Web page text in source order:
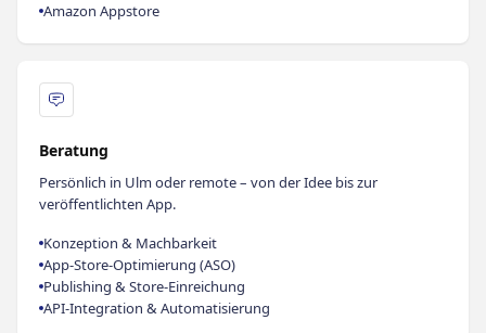
Amazon Appstore
Beratung
Persönlich in Ulm oder remote – von der Idee bis zur
veröffentlichten App.
Konzeption & Machbarkeit
App-Store-Optimierung (ASO)
Publishing & Store-Einreichung
API-Integration & Automatisierung